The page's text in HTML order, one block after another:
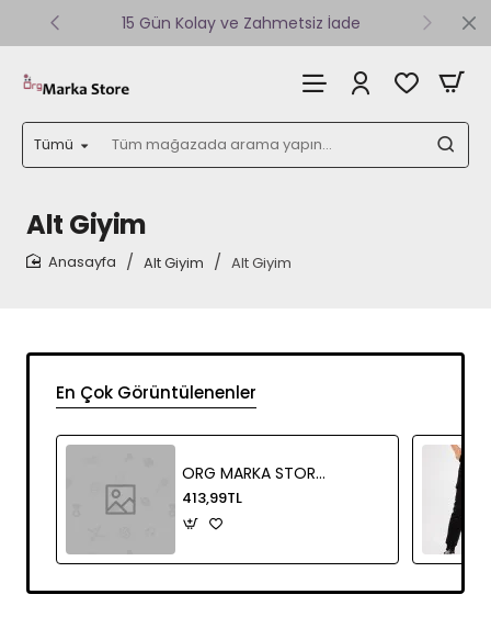
15 Gün Kolay ve Zahmetsiz İade
Tümü
Tüm
mağazada
yapın...
Alt Giyim
Alt Giyim Alt Giyim
En Çok Görüntülenenler
ORG MARKA STORE 3504 KARGO KADIN ESOFMAN ALT
413,99TL